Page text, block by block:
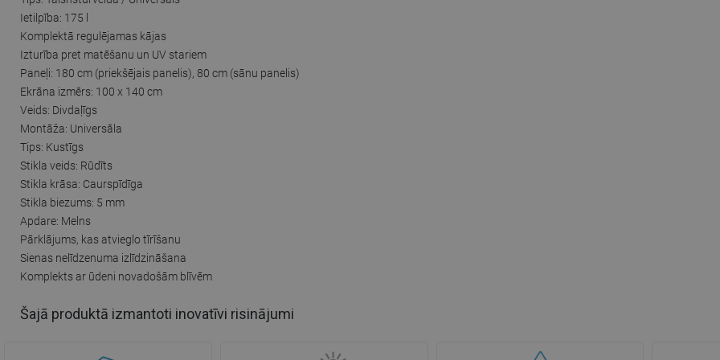
Ietilpība: 175 l
Komplektā regulējamas kājas
Izturība pret matēšanu un UV stariem
Paneļi: 180 cm (priekšējais panelis), 80 cm (sānu panelis)
Ekrāna izmērs: 100 x 140 cm
Veids: Divdaļīgs
Montāža: Universāla
Tips: Kustīgs
Stikla veids: Rūdīts
Stikla krāsa: Caurspīdīga
Stikla biezums: 5 mm
Apdare: Melns
Pārklājums, kas atvieglo tīrīšanu
Sienas nelīdzenuma izlīdzināšana
Komplekts ar ūdeni novadošām blīvēm
Šajā produktā izmantoti inovatīvi risinājumi